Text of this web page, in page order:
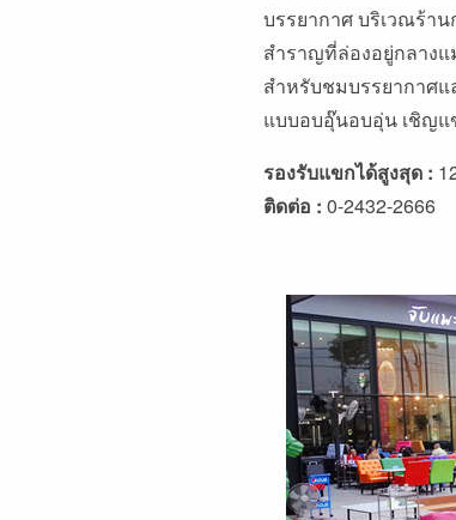
บรรยากาศ บริเวณร้า
สำราญที่ล่องอยู่กลางแ
สำหรับชมบรรยากาศแ
แบบอบอุ๊นอบอุ่น เชิญแ
รองรับแขกได้สูงสุด :
ติดต่อ :0-2432-2666